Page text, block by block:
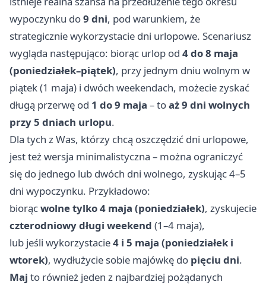
wypoczynku do9 dni, pod warunkiem, że
strategicznie wykorzystacie dni urlopowe. Scenariusz
wygląda następująco: biorąc urlop od 4 do 8 maja
(poniedziałek–piątek), przy jednym dniu wolnym w
piątek (1 maja) i dwóch weekendach, możecie zyskać
długą przerwę od 1 do 9 maja – toaż 9 dni wolnych
przy 5 dniach urlopu.
Dla tych z Was, którzy chcą oszczędzić dni urlopowe,
jest też wersja minimalistyczna – można ograniczyć
się do jednego lub dwóch dni wolnego, zyskując 4–5
dni wypoczynku. Przykładowo:
biorącwolne tylko 4 maja (poniedziałek), zyskujecie
czterodniowy długi weekend (1–4 maja),
lub jeśli wykorzystacie4 i 5 maja (poniedziałek i
wtorek), wydłużycie sobie majówkę do pięciu dni.
Maj to również jeden z najbardziej pożądanych